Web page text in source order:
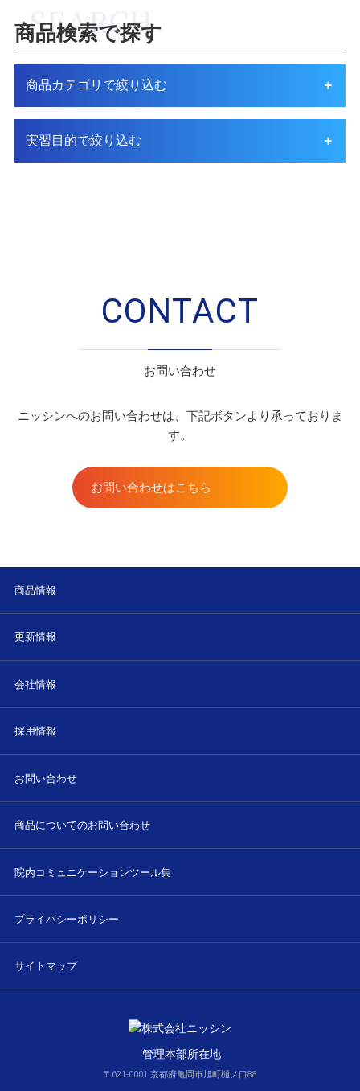
商品検索で探す
商品カテゴリで絞り込む
実習目的で絞り込む
CONTACT
お問い合わせ
ニッシンへのお問い合わせは、下記ボタンより承っておりま
す。
お問い合わせはこちら
商品情報
更新情報
会社情報
採用情報
お問い合わせ
商品についてのお問い合わせ
院内コミュニケーションツール集
プライバシーポリシー
サイトマップ
管理本部所在地
〒621-0001 京都府亀岡市旭町樋ノ口88